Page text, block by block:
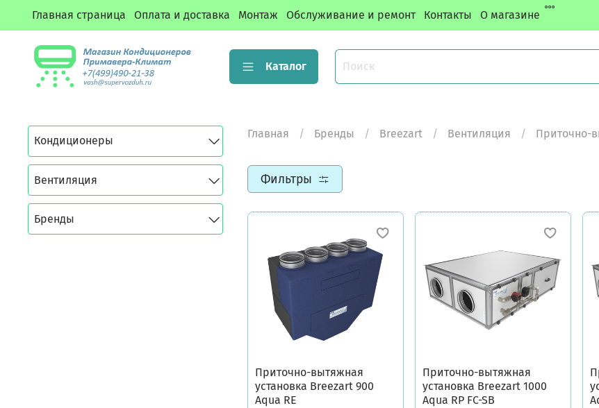
Главная страница Оплата и доставка Монтаж Обслуживание и ремонт Контакты О магазине
Каталог
Главная Бренды Breezart Вентиляция Приточно-
Фильтры
Приточно-вытяжная
установка Breezart 900
Aqua RE
Приточно-вытяжная
установка Breezart 1000
Aqua RP FC-SB
Кондиционеры
Вентиляция
Бренды